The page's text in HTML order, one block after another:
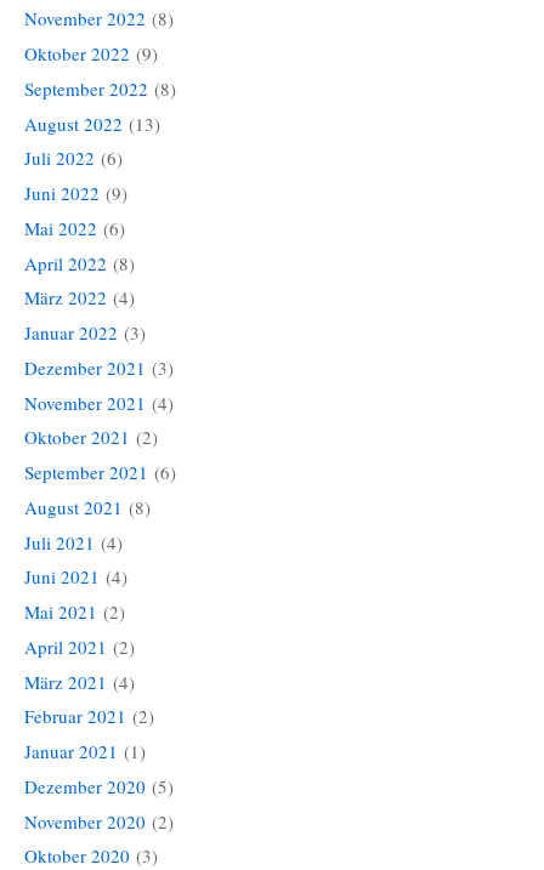
November 2022 (8)
Oktober 2022 (9)
September 2022 (8)
August 2022 (13)
Juli 2022 (6)
Juni 2022 (9)
Mai 2022 (6)
April 2022 (8)
März 2022 (4)
Januar 2022 (3)
Dezember 2021 (3)
November 2021 (4)
Oktober 2021 (2)
September 2021 (6)
August 2021 (8)
Juli 2021 (4)
Juni 2021 (4)
Mai 2021 (2)
April 2021 (2)
März 2021 (4)
Februar 2021 (2)
Januar 2021 (1)
Dezember 2020 (5)
November 2020 (2)
Oktober 2020 (3)